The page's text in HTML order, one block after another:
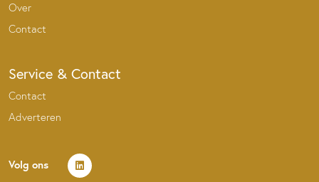
Over
Contact
Service & Contact
Contact
Adverteren
Volg ons